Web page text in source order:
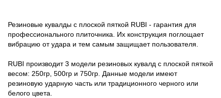
Резиновые кувалды с плоской пяткой RUBI - гарантия для
профессионального плиточника. Их конструкция поглощает
вибрацию от удара и тем самым защищает пользователя.
RUBI производит 3 модели резиновых кувалд с плоской пяткой
весом: 250гр, 500гр и 750гр. Данные модели имеют
резиновую ударную часть или традиционного черного или
белого цвета.